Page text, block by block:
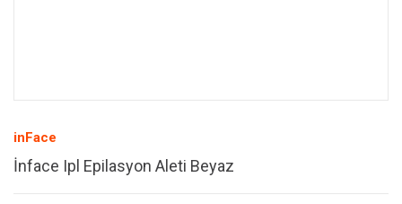
inFace
İnface Ipl Epilasyon Aleti Beyaz